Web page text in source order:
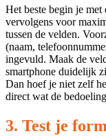
Het beste begin je
vervolgens voor
tussen de velden.
(naam,
ingevuld. Maak de
smartphone duidelijk
Dan hoef je niet zelf
direct wat de
3. Test je